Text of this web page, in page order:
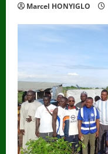
Marcel HONYIGLO